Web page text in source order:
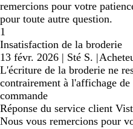
remercions pour votre
pour toute autre question.
1
Insatisfaction de la broderie
13 févr. 2026 | Sté S. |
L'écriture de la broderie ne
contrairement à l'affichage
commande
Réponse du service client
Nous vous remercions pour